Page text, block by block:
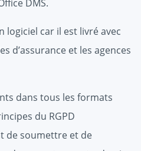
DMS.
logiciel car il est livré avec
d’assurance et les agences
dans tous les formats
du RGPD
de soumettre et de